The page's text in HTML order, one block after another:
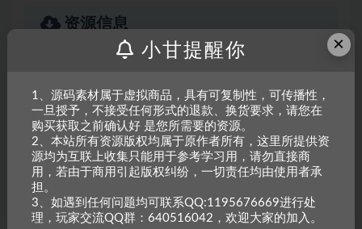
资源信息
会员用户特权： 60金币 6折
永久会员用户特权：
登录后下载
联系我们
×
小甘提醒你
1、源码素材属于虚拟商品，具有可复制性，可传播性，
一旦授予，不接受任何形式的退款、换货要求，请您在
购买获取之前确认好 是您所需要的资源。
2、本站所有资源版权均属于原作者所有，这里所提供资
源均为互联上收集只能用于参考学习用，请勿直接商
用，若由于商用引起版权纠纷，一切责任均由使用者承
担。
3、如遇到任何问题均可联系QQ:1195676669进行处
理，玩家交流QQ群：640516042，欢迎大家的加入。